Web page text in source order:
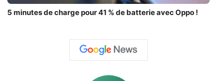
5 minutes de charge pour 41 % de batterie avec Oppo !